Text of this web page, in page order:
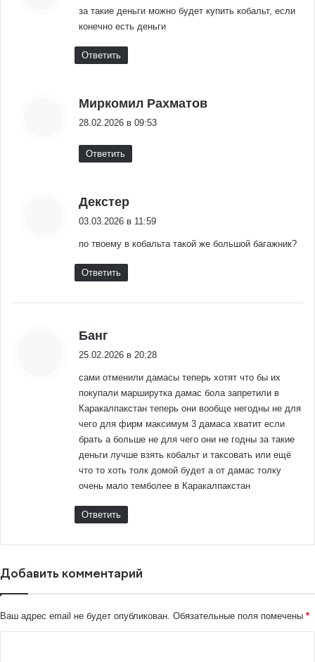
за такие деньги можно будет купить кобальт, если
конечно есть деньги
Ответить
Миркомил Рахматов
28.02.2026 в 09:53
Ответить
Декстер
03.03.2026 в 11:59
по твоему в кобальта такой же большой багажник?
Ответить
Банг
25.02.2026 в 20:28
сами отменили дамасы теперь хотят что бы их
покупали марширутка дамас бола запретили в
Каракалпакстан теперь они вообще негодны не для
чего для фирм максимум 3 дамаса хватит если
брать а больше не для чего они не годны за такие
деньги лучше взять кобальт и таксовать или ещё
что то хоть толк домой будет а от дамас толку
очень мало темболее в Каракалпакстан
Ответить
Добавить комментарий
Ваш адрес email не будет опубликован. Обязательные поля помечены *